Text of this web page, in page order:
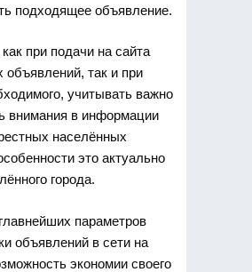
подходящее объявление.
при подачи на сайта
объявлений, так и при
учитывать важно
внимания в информации
населённых
это актуально
города.
параметров
объявлений в сети на
экономии своего